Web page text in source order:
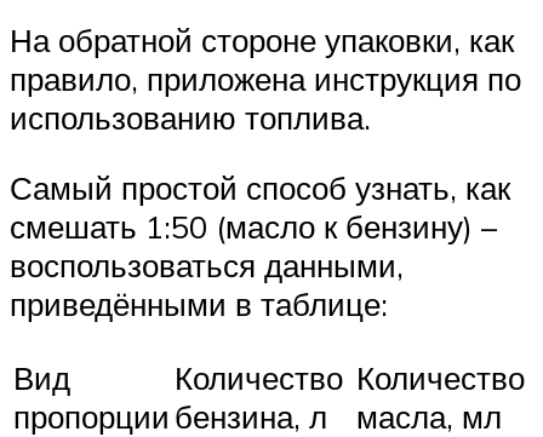
На обратной стороне упаковки, как
правило, приложена инструкция по
использованию топлива.
Самый простой способ узнать, как
смешать 1:50 (масло к бензину) –
воспользоваться данными,
приведёнными в таблице:
Вид
пропорции
Количество
бензина, л
Количество
масла, мл